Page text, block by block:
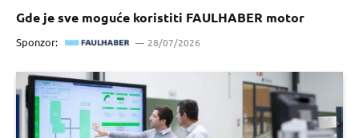
Gde je sve moguće koristiti FAULHABER motor
Sponzor: 28/07/2026